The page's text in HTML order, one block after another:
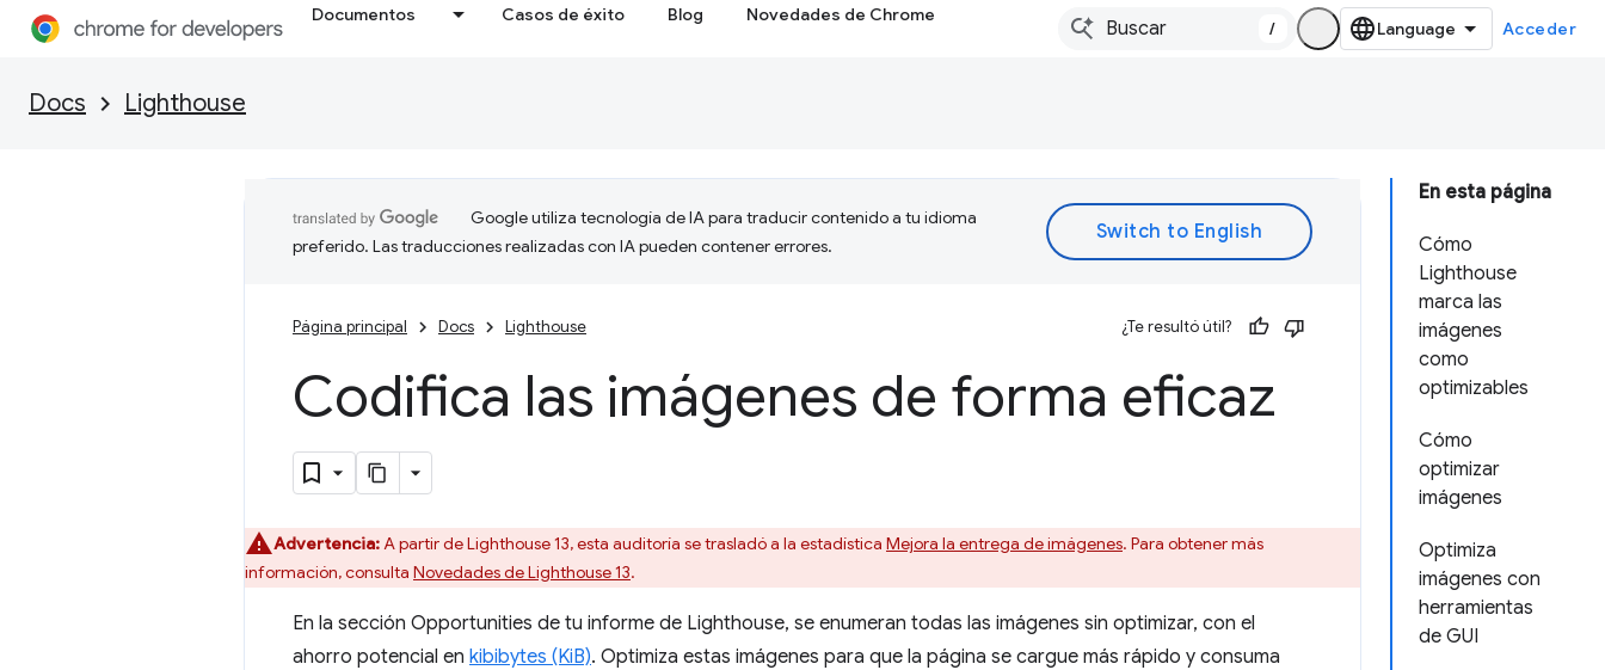
Documentos Casos de éxito Blog Novedades de Chrome
/ Acceder
Docs Lighthouse
En esta página
Cómo
Lighthouse
marca las
imágenes
como
optimizables
Cómo
optimizar
imágenes
Optimiza
imágenes con
herramientas
de GUI
Google utiliza tecnología de IA para traducir contenido a tu idioma
preferido. Las traducciones realizadas con IA pueden contener errores.
Página principal Docs Lighthouse ¿Te resultó útil?
Codifica las imágenes de forma eficaz
Advertencia:A partir de Lighthouse 13, esta auditoría se trasladó a la estadística Mejora la entrega de imágenes. Para obtener más
información, consulta Novedades de Lighthouse 13.
En la sección Opportunities de tu informe de Lighthouse, se enumeran todas las imágenes sin optimizar, con el
ahorro potencial en kibibytes (KiB). Optimiza estas imágenes para que la página se cargue más rápido y consuma